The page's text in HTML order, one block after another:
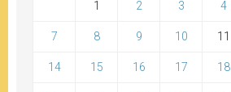
1 2 3 4
7 8 9 10 11
14 15 16 17 18